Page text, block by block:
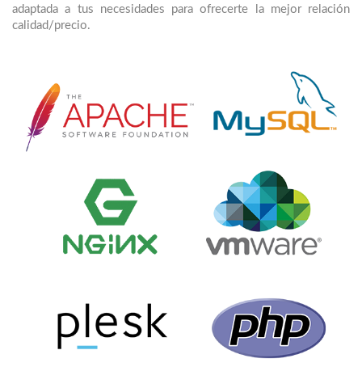
adaptada a tus necesidades para ofrecerte la mejor relación
calidad/precio.